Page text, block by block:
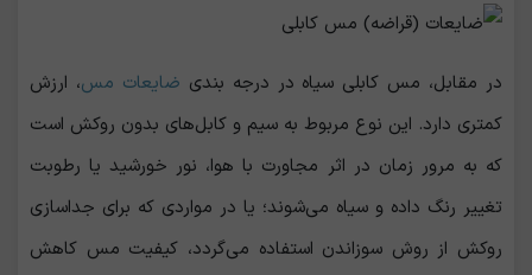
در مقابل، مس کابلی سیاه در درجه ‌بندی ضایعات مس، ارزش
کمتری دارد. این نوع مربوط به سیم و کابل‌های بدون روکش است
که به مرور زمان در اثر مجاورت با هوا، نور خورشید یا رطوبت
تغییر رنگ داده و سیاه می‌شوند؛ یا در مواردی که برای جداسازی
روکش از روش سوزاندن استفاده می‌گردد، کیفیت مس کاهش